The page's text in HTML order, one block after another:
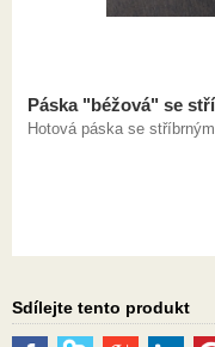
Páska "béžová" se
Hotová páska se
Sdílejte tento produkt